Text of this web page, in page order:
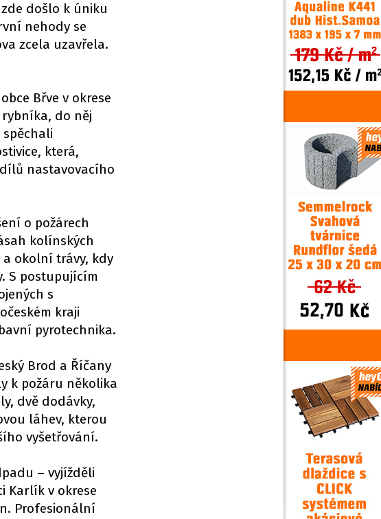
došlo k úniku
nehody se
zcela uzavřela.
Břve v okrese
rybníka, do něj
která,
nastavovacího
o požárech
kolínských
okolní trávy, kdy
S postupujícím
s
kraji
pyrotechnika.
Brod a Říčany
k požáru několika
dvě dodávky,
láhev, kterou
vyšetřování.
– vyjížděli
Karlík v okrese
Profesionální